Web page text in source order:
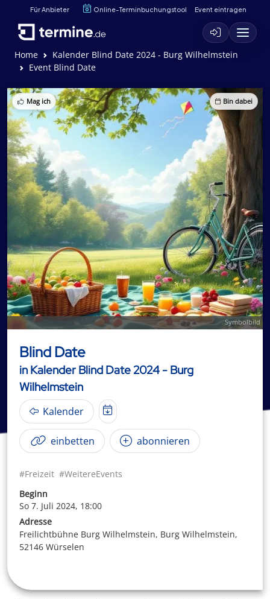
Für Anbieter Online-Terminbuchungstool Event eintragen
Home
Kalender Blind Date 2024 - Burg Wilhelmstein
Event Blind Date
Mag ich Bin dabei
Symbolbild
Blind Date
in Kalender Blind Date 2024 - Burg
Wilhelmstein
Kalender
einbetten abonnieren
#Freizeit #WeitereEvents
Beginn
So 7. Juli 2024, 18:00
Adresse
Freilichtbühne Burg Wilhelmstein, Burg Wilhelmstein,
52146 Würselen